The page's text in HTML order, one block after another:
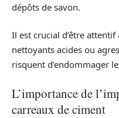
dépôts de savon.
Il est crucial d’être
nettoyants acides ou
risquent d’endommager
L’importance de
carreaux de ciment